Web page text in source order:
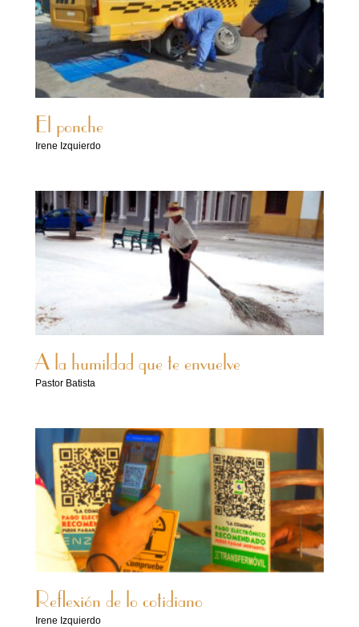
El ponche
Irene Izquierdo
A la humildad que te envuelve
Pastor Batista
Reflexión de lo cotidiano
Irene Izquierdo